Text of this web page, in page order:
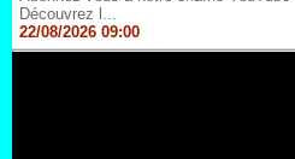
Découvrez l...
22/08/2026 09:00